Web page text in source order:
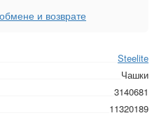
Steelite
Чашки
3140681
11320189
и возврате